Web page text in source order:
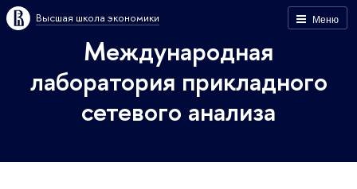
Меню
Высшая школа экономики
Международная
лаборатория прикладного
сетевого анализа